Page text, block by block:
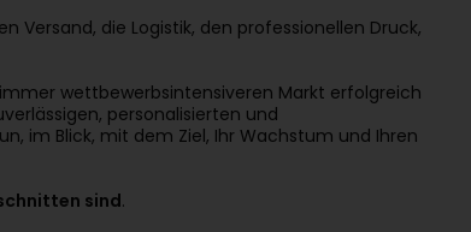
Versand, die Logistik, den professionellen Druck,
wettbewerbsintensiveren Markt erfolgreich
personalisierten und
im Blick, mit dem Ziel, Ihr Wachstum und Ihren
sind.